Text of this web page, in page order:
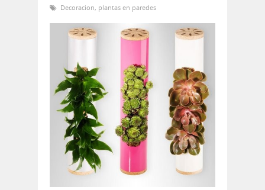
Decoracion, plantas en paredes